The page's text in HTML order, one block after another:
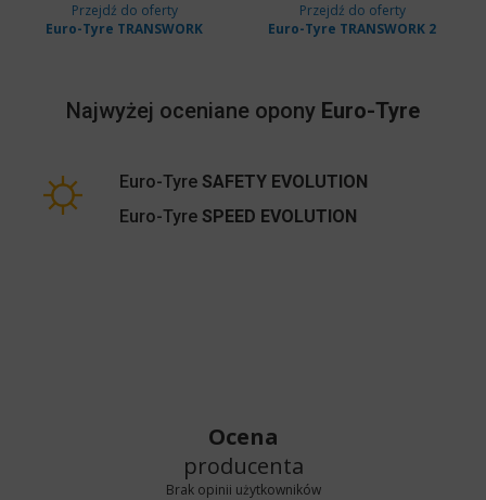
Przejdź do oferty
Euro-Tyre TRANSWORK
Przejdź do oferty
Euro-Tyre TRANSWORK 2
Najwyżej oceniane opony Euro-Tyre
Euro-Tyre SAFETY EVOLUTION
Euro-Tyre SPEED EVOLUTION
Ocena
producenta
Brak opinii użytkowników